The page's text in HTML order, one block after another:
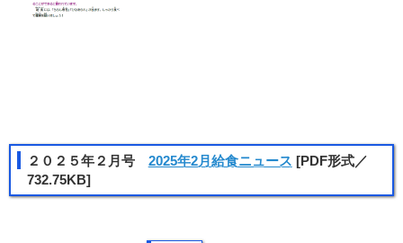
２０２５年２月号 2025年2月給食ニュース [PDF形式／
732.75KB]